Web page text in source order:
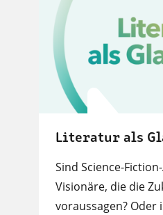
Literatur als
Sind Science-
Visionäre, die die
voraussagen? Oder